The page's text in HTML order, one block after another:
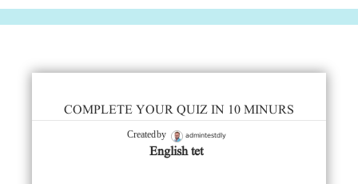
COMPLETE YOUR QUIZ IN 10 MINURS
Created by admintestdly
English tet